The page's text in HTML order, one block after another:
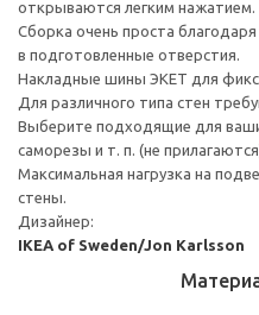
открываются легким нажатием.
Сборка очень проста
в подготовленные отверстия.
Накладные шины ЭКЕТ для
Для различного типа стен
Выберите подходящие для
саморезы и т. п. (не
Максимальная нагрузка на
стены.
Дизайнер:
IKEA of Sweden/Jon Karlsson